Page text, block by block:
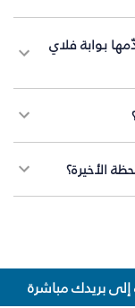
بوابة فلاي
الأخيرة؟
بريدك مباشرة